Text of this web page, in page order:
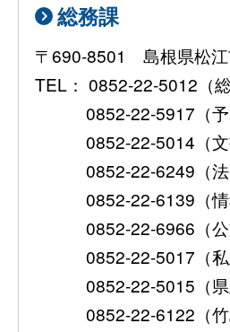
総務課
〒690-8501 島根県松
TEL： 0852-22-5012（総
0852-22-5917（予
0852-22-5014（文
0852-22-6249（法
0852-22-6139（情
0852-22-6966（公
0852-22-5017（私
0852-22-5015（県
0852-22-6122（竹